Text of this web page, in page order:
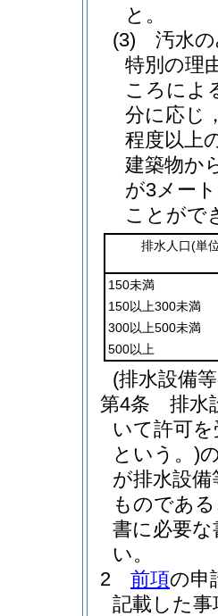
と。
(3)
汚水
特別の理
ころによ
分に応じ
程度以上
建築物か
が3メー
ことがで
排水人口(単
150未満
150以上300未満
300以上500未満
500以上
(排水設備
第4条
排水
いて許可
という。)
が排水設
ものであ
書に必要
い。
2
前項の申
記載した